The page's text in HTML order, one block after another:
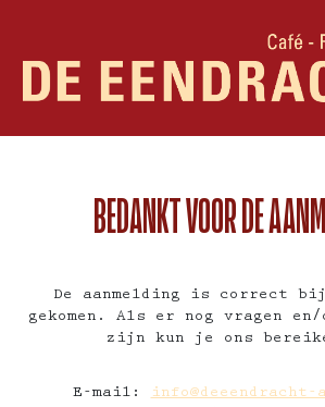
BEDANKT VOOR DE
De aanmelding is correct
gekomen. Als er nog vragen en/
zijn kun je ons
E-mail:
info@deeendracht-